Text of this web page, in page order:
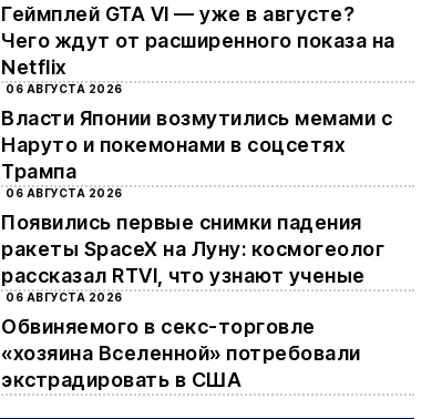
Геймплей GTA VI — уже в августе?
Чего ждут от расширенного показа на
Netflix
06 АВГУСТА 2026
Власти Японии возмутились мемами с
Наруто и покемонами в соцсетях
Трампа
06 АВГУСТА 2026
Появились первые снимки падения
ракеты SpaceX на Луну: космогеолог
рассказал RTVI, что узнают ученые
06 АВГУСТА 2026
Обвиняемого в секс-торговле
«хозяина Вселенной» потребовали
экстрадировать в США